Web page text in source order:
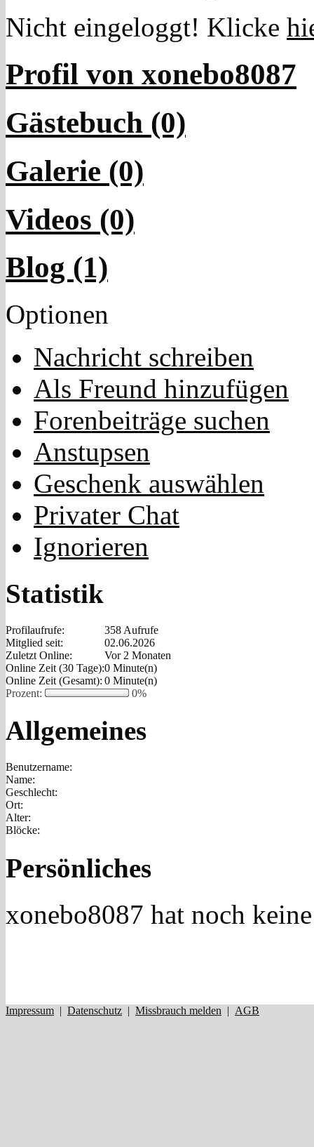
Nicht eingeloggt! Klicke
Profil von xonebo8087
Gästebuch (0)
Galerie (0)
Videos (0)
Blog (1)
Optionen
Nachricht schreiben
Als Freund hinzufügen
Forenbeiträge suchen
Anstupsen
Geschenk auswählen
Privater Chat
Ignorieren
Statistik
Profilaufrufe:
358 Aufrufe
Mitglied seit:
02.06.2026
Zuletzt Online:
Vor 2 Monaten
Online Zeit (30 Tage):0 Minute(n)
Online Zeit (Gesamt): 0 Minute(n)
Prozent:
0%
Allgemeines
Benutzername:
Name:
Geschlecht:
Ort:
Alter:
Blöcke:
Persönliches
xonebo8087 hat noch
Impressum | Datenschutz | Missbrauch melden | AGB